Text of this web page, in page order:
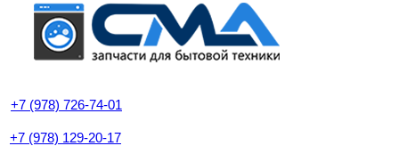
+7 (978) 726-74-01
+7 (978) 129-20-17